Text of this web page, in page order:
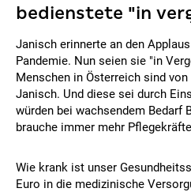
bedienstete "in
Janisch erinnerte an den
Pandemie. Nun seien sie "in
Menschen in Österreich sind
Janisch. Und diese sei durch
würden bei wachsendem Bedarf
brauche immer mehr
Wie krank ist unser
Euro in die medizinische